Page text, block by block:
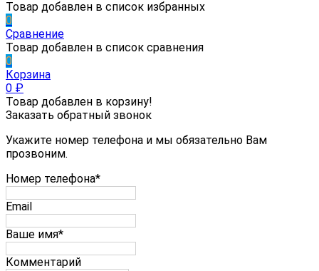
Товар добавлен в список избранных
0
Сравнение
Товар добавлен в список сравнения
0
Корзина
0 ₽
Товар добавлен в корзину!
Заказать обратный звонок
Укажите номер телефона и мы обязательно Вам
прозвоним.
Номер телефона*
Email
Ваше имя*
Комментарий